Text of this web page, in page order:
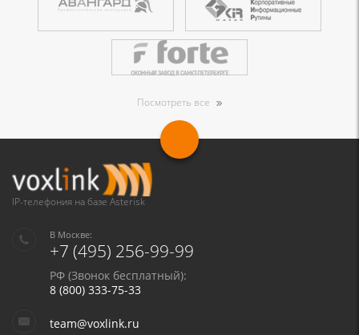
Посмотреть все
IP-телефония на базе Asterisk
В Москве:
+7 (495) 256-99-99
РФ (Звонок бесплатный):
8 (800) 333-75-33
team@voxlink.ru